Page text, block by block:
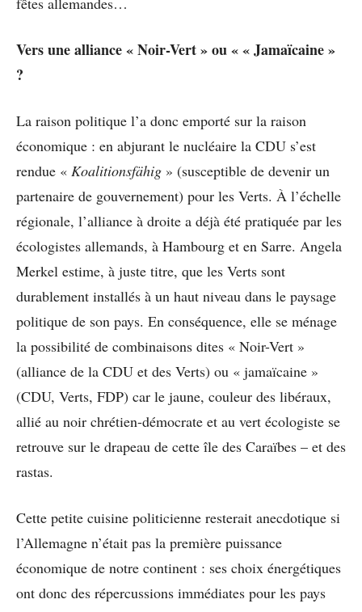
Vers une alliance « Noir-Vert » ou « « Jamaïcaine »
?
La raison politique l’a donc emporté sur la raison
économique : en abjurant le nucléaire la CDU s’est
rendue « Koalitionsfähig » (susceptible de devenir un
partenaire de gouvernement) pour les Verts. À l’échelle
régionale, l’alliance à droite a déjà été pratiquée par les
écologistes allemands, à Hambourg et en Sarre. Angela
Merkel estime, à juste titre, que les Verts sont
durablement installés à un haut niveau dans le paysage
politique de son pays. En conséquence, elle se ménage
la possibilité de combinaisons dites « Noir-Vert »
(alliance de la CDU et des Verts) ou « jamaïcaine »
(CDU, Verts, FDP) car le jaune, couleur des libéraux,
allié au noir chrétien-démocrate et au vert écologiste se
retrouve sur le drapeau de cette île des Caraïbes – et des
rastas.
Cette petite cuisine politicienne resterait anecdotique si
l’Allemagne n’était pas la première puissance
économique de notre continent : ses choix énergétiques
ont donc des répercussions immédiates pour les pays